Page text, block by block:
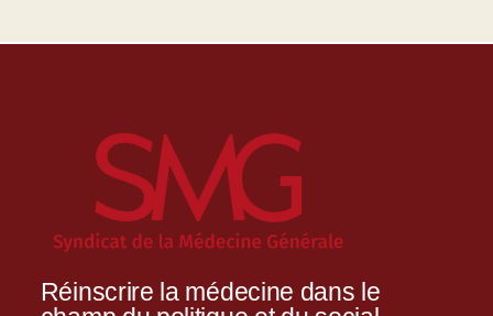
Réinscrire la médecine dans le